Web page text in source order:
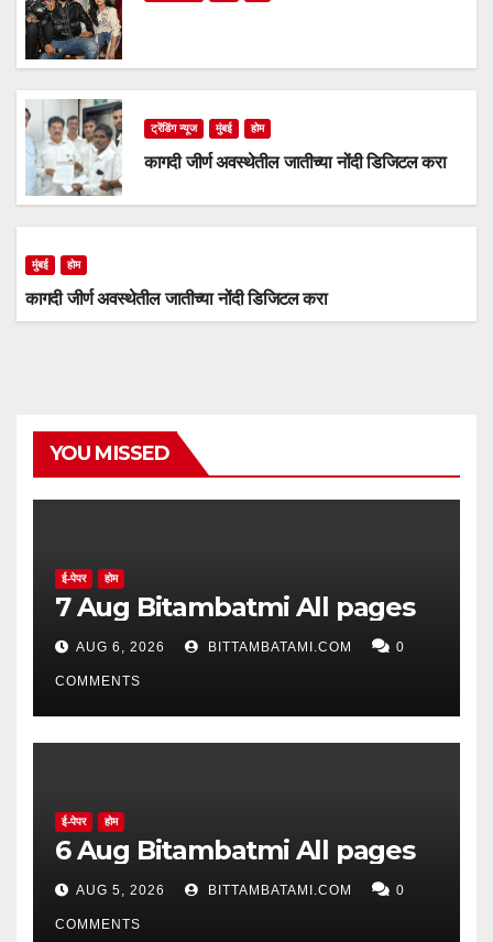
ट्रेंडिंग न्यूज मुंबई होम
कागदी जीर्ण अवस्थेतील जातीच्या नोंदी डिजिटल करा
मुंबई होम
कागदी जीर्ण अवस्थेतील जातीच्या नोंदी डिजिटल करा
YOU MISSED
ई-पेपर होम
7 Aug Bitambatmi All pages
AUG 6, 2026 BITTAMBATAMI.COM 0
COMMENTS
ई-पेपर होम
6 Aug Bitambatmi All pages
AUG 5, 2026 BITTAMBATAMI.COM 0
COMMENTS